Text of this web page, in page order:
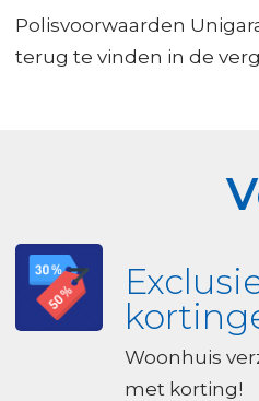
Polisvoorwaarden
terug te vinden in de
Woonhuis
met korting!